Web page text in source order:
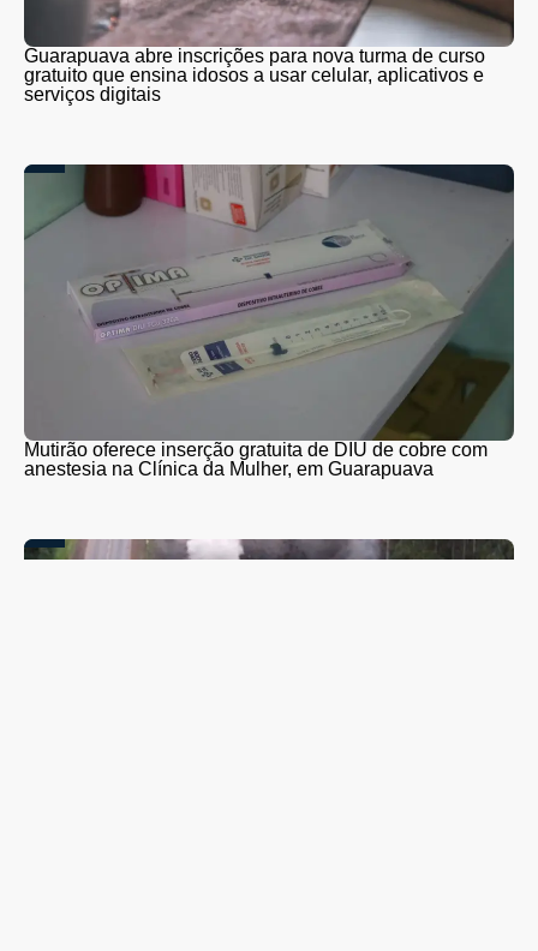
Guarapuava abre inscrições para nova turma de curso
gratuito que ensina idosos a usar celular, aplicativos e
serviços digitais
Mutirão oferece inserção gratuita de DIU de cobre com
anestesia na Clínica da Mulher, em Guarapuava